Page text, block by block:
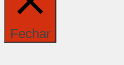
Fechar